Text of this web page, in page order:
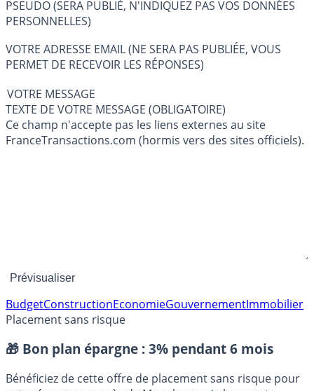
PSEUDO (SERA PUBLIÉ, N'INDIQUEZ PAS VOS DONNÉES
PERSONNELLES)
VOTRE ADRESSE EMAIL (NE SERA PAS PUBLIÉE, VOUS
PERMET DE RECEVOIR LES RÉPONSES)
VOTRE MESSAGE
TEXTE DE VOTRE MESSAGE (OBLIGATOIRE)
Ce champ n'accepte pas les liens externes au site
FranceTransactions.com (hormis vers des sites officiels).
BudgetConstructionEconomie
Placement sans risque
🎁 Bon plan épargne : 3% pendant 6 mois